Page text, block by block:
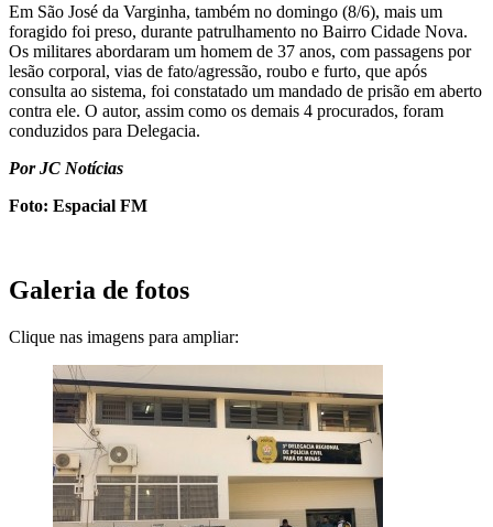
Em São José da Varginha, também no domingo (8/6), mais um
foragido foi preso, durante patrulhamento no Bairro Cidade Nova.
Os militares abordaram um homem de 37 anos, com passagens por
lesão corporal, vias de fato/agressão, roubo e furto, que após
consulta ao sistema, foi constatado um mandado de prisão em aberto
contra ele. O autor, assim como os demais 4 procurados, foram
conduzidos para Delegacia.
Por JC Notícias
Foto: Espacial FM
Galeria de fotos
Clique nas imagens para ampliar: